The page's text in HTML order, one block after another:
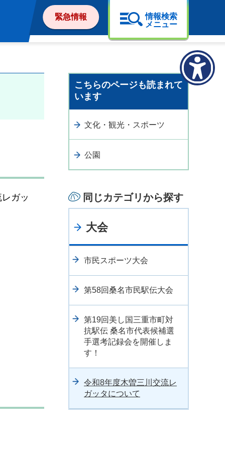
緊急情報
情報検索
メニュー
ガッ
こちらのページも読まれて
います
文化・観光・スポーツ
公園
同じカテゴリから探す
大会
市民スポーツ大会
第58回桑名市民駅伝大会
第19回美し国三重市町対
抗駅伝 桑名市代表候補選
手選考記録会を開催しま
す！
令和8年度木曽三川交流レ
ガッタについて